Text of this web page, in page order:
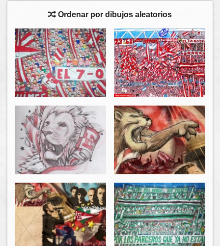
Ordenar por dibujos aleatorios